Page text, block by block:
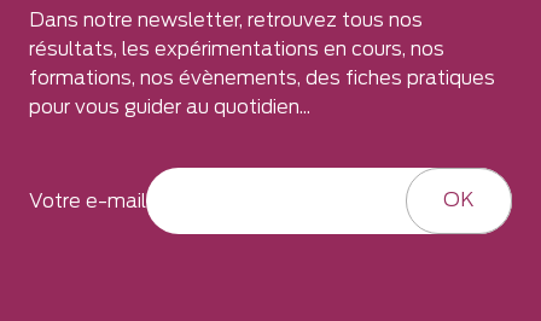
Dans notre newsletter, retrouvez tous nos
résultats, les expérimentations en cours, nos
formations, nos évènements, des fiches pratiques
pour vous guider au quotidien...
Votre e-mail OK